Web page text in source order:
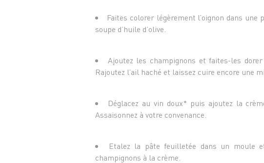
Faites colorer légèrement l’oignon dans une
soupe d’huile d’olive.
Ajoutez les champignons et faites-les
Rajoutez l’ail haché et laissez cuire encore une
Déglacez au vin doux* puis ajoutez la
Assaisonnez à votre convenance.
Etalez la pâte feuilletée dans un moule
champignons à la crème.